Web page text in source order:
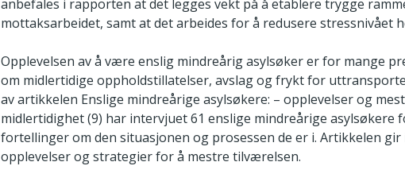
anbefales i rapporten at det legges vekt på å etablere trygge
mottaksarbeidet, samt at det arbeides for å redusere stressnivået
Opplevelsen av å være enslig mindreårig asylsøker er for mange
om midlertidige oppholdstillatelser, avslag og frykt for
av artikkelen Enslige mindreårige asylsøkere: – opplevelser og
midlertidighet (9) har intervjuet 61 enslige mindreårige asylsøkere
fortellinger om den situasjonen og prosessen de er i. Artikkelen gir
opplevelser og strategier for å mestre tilværelsen.